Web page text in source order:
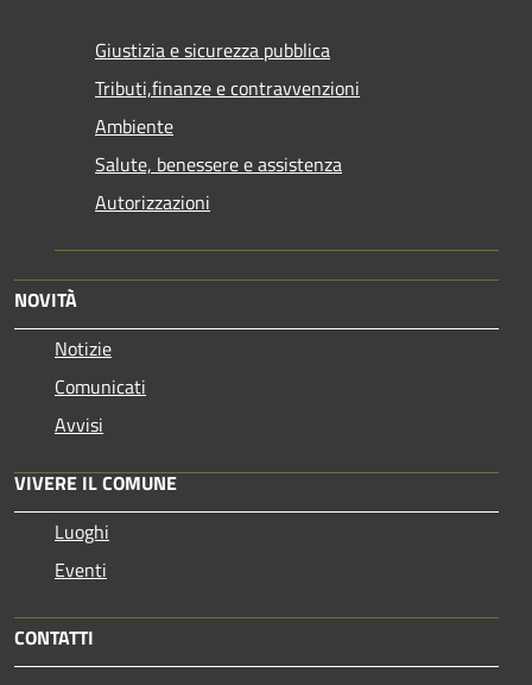
Giustizia e sicurezza pubblica
Tributi,finanze e contravvenzioni
Ambiente
Salute, benessere e assistenza
Autorizzazioni
NOVITÀ
Notizie
Comunicati
Avvisi
VIVERE IL COMUNE
Luoghi
Eventi
CONTATTI